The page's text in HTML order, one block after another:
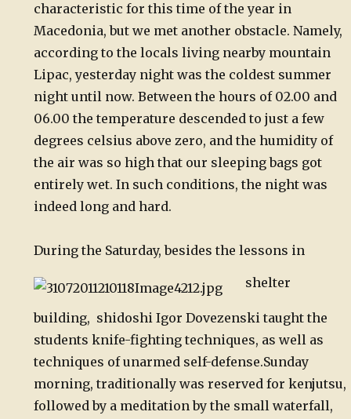
characteristic for this time of the year in
Macedonia, but we met another obstacle. Namely,
according to the locals living nearby mountain
Lipac, yesterday night was the coldest summer
night until now. Between the hours of 02.00 and
06.00 the temperature descended to just a few
degrees celsius above zero, and the humidity of
the air was so high that our sleeping bags got
entirely wet. In such conditions, the night was
indeed long and hard.
During the Saturday, besides the lessons in
shelter
building, shidoshi Igor Dovezenski taught the
students knife-fighting techniques, as well as
techniques of unarmed self-defense.Sunday
morning, traditionally was reserved for kenjutsu,
followed by a meditation by the small waterfall,